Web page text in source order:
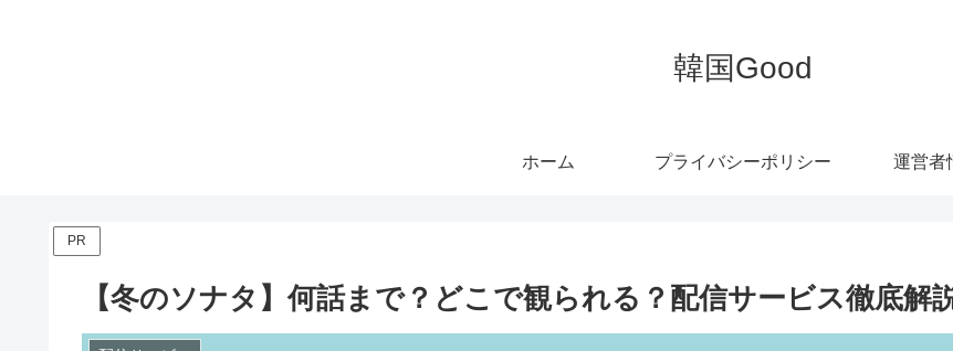
韓国Good
ホーム プライバシーポリシー 運営者
PR
【冬のソナタ】何話まで？どこで観られる？配信サービス徹底解